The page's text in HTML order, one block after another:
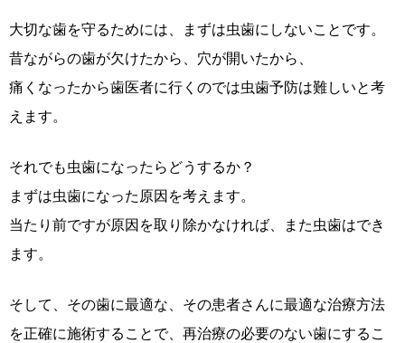
大切な歯を守るためには、まずは虫歯にしないことです。
昔ながらの歯が欠けたから、穴が開いたから、
痛くなったから歯医者に行くのでは虫歯予防は難しいと考
えます。
それでも虫歯になったらどうするか？
まずは虫歯になった原因を考えます。
当たり前ですが原因を取り除かなければ、また虫歯はでき
ます。
そして、その歯に最適な、その患者さんに最適な治療方法
を正確に施術することで、再治療の必要のない歯にするこ